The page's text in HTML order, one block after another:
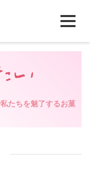
たちを魅了するお菓